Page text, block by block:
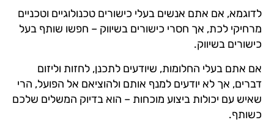
לדוגמא, אם אתם אנשים בעלי כישורים טכנולוגיים וטכניים
מרחיקי לכת, אך חסרי כישורים בשיווק – חפשו שותף בעל
כישורים בשיווק.
אם אתם בעלי החלומות, שיודעים לתכנן, לחזות וליזום
דברים, אך לא יודעים למנף אותם ולהוציאם אל הפועל, הרי
שאיש עם יכולות ביצוע מוכחות – הוא בדיוק המשלים שלכם
כשותף.